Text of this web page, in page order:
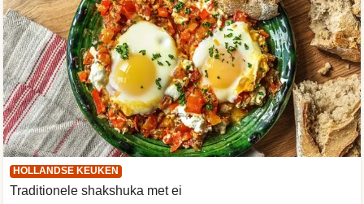
HOLLANDSE KEUKEN
Traditionele shakshuka met ei